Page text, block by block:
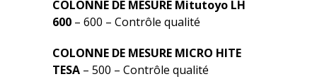
COLONNE DE MESURE Mitutoyo LH
600 – 600 – Contrôle qualité
COLONNE DE MESURE MICRO HITE
TESA – 500 – Contrôle qualité